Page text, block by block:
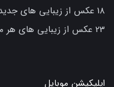
18 عکس از زیبایی های جدید کیم تهیونگ برای طرفدارانش
23 عکس از زیبایی های هر ماه در طبیعت
اپلیکیشن موبایل